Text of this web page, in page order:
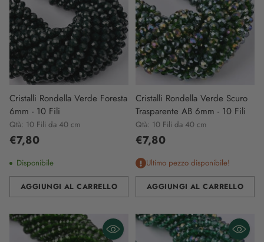
Cristalli Rondella Verde Foresta
6mm - 10 Fili
Qtà: 10 Fili da 40 cm
€7,80
Disponibile
AGGIUNGI AL CARRELLO
Quantità
Cristalli Rondella Verde Scuro
Trasparente AB 6mm - 10 Fili
Qtà: 10 Fili da 40 cm
€7,80
Ultimo pezzo disponibile!
AGGIUNGI AL CARRELLO
Quantità